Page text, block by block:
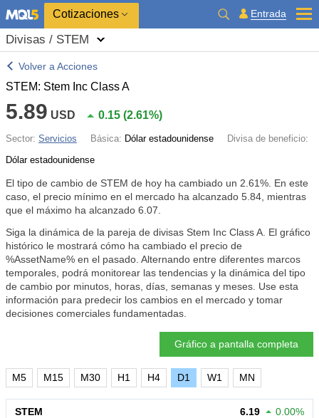
Cotizaciones Entrada
Divisas / STEM
Volver a Acciones
STEM: Stem Inc Class A
5.89 USD 0.15 (2.61%)
Sector: Servicios Básica: Dólar estadounidense
Divisa de beneficio:
Dólar estadounidense
El tipo de cambio de STEM de hoy ha cambiado un 2.61% . En este
caso, el precio mínimo en el mercado ha alcanzado 5.84, mientras
que el máximo ha alcanzado 6.07.
Siga la dinámica de la pareja de divisas Stem Inc Class A. El gráfico
histórico le mostrará cómo ha cambiado el precio de
%AssetName% en el pasado. Alternando entre diferentes marcos
temporales, podrá monitorear las tendencias y la dinámica del tipo
de cambio por minutos, horas, días, semanas y meses. Use esta
información para predecir los cambios en el mercado y tomar
decisiones comerciales fundamentadas.
Gráfico a pantalla completa
M5 M15 M30 H1 H4 D1 W1 MN
STEM 6.19 0.00%